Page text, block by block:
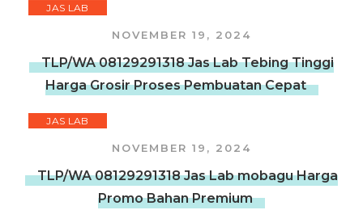
JAS LAB
NOVEMBER 19, 2024
TLP/WA 08129291318 Jas Lab Tebing Tinggi
Harga Grosir Proses Pembuatan Cepat
JAS LAB
NOVEMBER 19, 2024
TLP/WA 08129291318 Jas Lab mobagu Harga
Promo Bahan Premium